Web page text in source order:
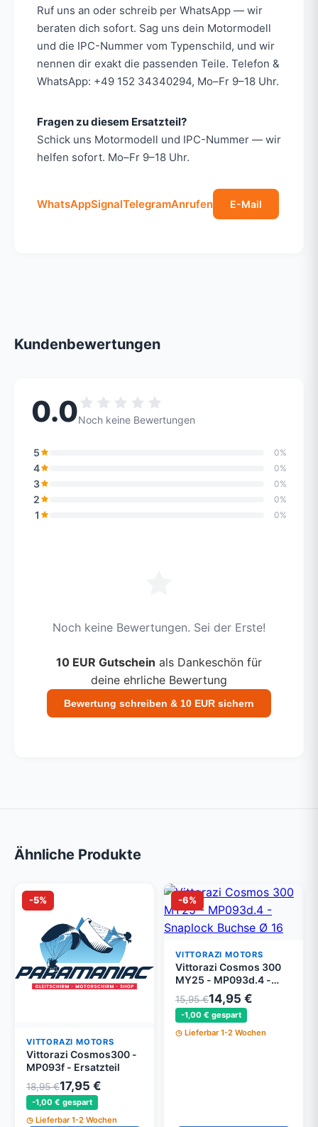
Ruf uns an oder schreib per WhatsApp — wir
beraten dich sofort. Sag uns dein Motormodell
und die IPC-Nummer vom Typenschild, und wir
nennen dir exakt die passenden Teile. Telefon &
WhatsApp: +49 152 34340294, Mo–Fr 9–18 Uhr.
Fragen zu diesem Ersatzteil?
Schick uns Motormodell und IPC-Nummer — wir
helfen sofort. Mo–Fr 9–18 Uhr.
WhatsAppSignalTelegramAnrufen E-Mail
Kundenbewertungen
0.0Noch keine Bewertungen
5 0%
4 0%
3 0%
2 0%
1 0%
Noch keine Bewertungen. Sei der Erste!
10 EUR Gutschein als Dankeschön für
deine ehrliche Bewertung
Bewertung schreiben & 10 EUR sichern
Ähnliche Produkte
-5%
VITTORAZI MOTORS
Vittorazi Cosmos300 -
MP093f - Ersatzteil
18,95 €17,95 €
-1,00 € gespart
Lieferbar 1-2 Wochen
-6%
VITTORAZI MOTORS
Vittorazi Cosmos 300
MY25 - MP093d.4 -
Schnappverschluss-
Buchse Ø 16 mm, Grau
(Set von 4)
15,95 €14,95 €
-1,00 € gespart
Lieferbar 1-2 Wochen